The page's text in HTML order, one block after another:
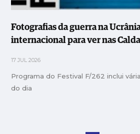
Fotografias da guerra na
internacional para ver nas
17 JUL 2026
Programa do Festival F/262 inclui
do dia